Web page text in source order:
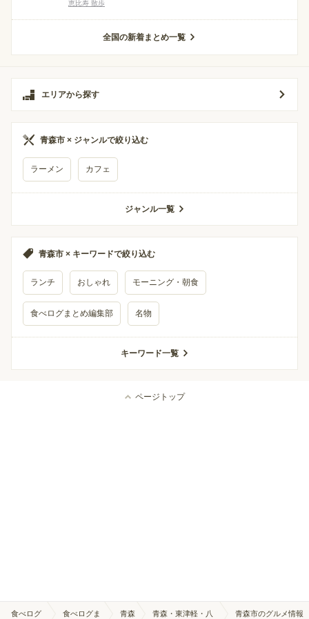
恵比寿 散歩
全国の新着まとめ一覧
エリアから探す
青森市 × ジャンルで絞り込む
ラーメン カフェ
ジャンル一覧
青森市 × キーワードで絞り込む
ランチ おしゃれ モーニング・朝食
食べログまとめ編集部 名物
キーワード一覧
ページトップ
食べログ 食べログま 青森 青森・東津軽・八 青森市のグルメ情報